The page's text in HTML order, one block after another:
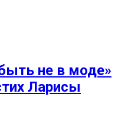
не в моде»
Ларисы